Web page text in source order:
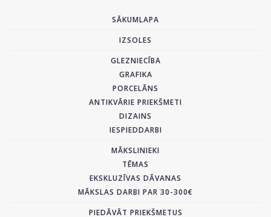
SĀKUMLAPA
IZSOLES
GLEZNIECĪBA
GRAFIKA
PORCELĀNS
ANTIKVĀRIE PRIEKŠMETI
DIZAINS
IESPIEDDARBI
MĀKSLINIEKI
TĒMAS
EKSKLUZĪVAS DĀVANAS
MĀKSLAS DARBI PAR 30-300€
PIEDĀVĀT PRIEKŠMETUS